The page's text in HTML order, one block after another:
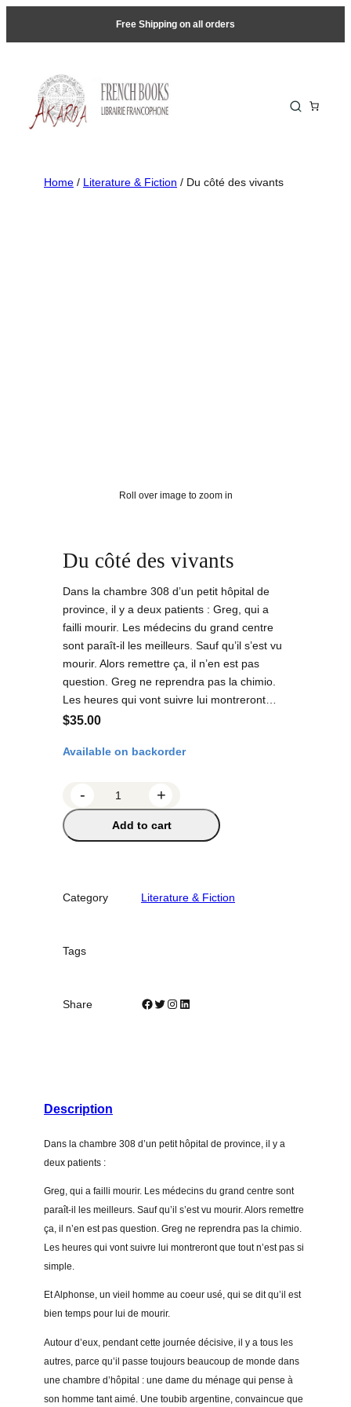
Free Shipping on all orders
Home / Literature & Fiction / Du côté des vivants
Roll over image to zoom in
Du côté des vivants
Dans la chambre 308 d’un petit hôpital de
province, il y a deux patients : Greg, qui a
failli mourir. Les médecins du grand centre
sont paraît-il les meilleurs. Sauf qu’il s’est vu
mourir. Alors remettre ça, il n’en est pas
question. Greg ne reprendra pas la chimio.
Les heures qui vont suivre lui montreront…
$35.00
Available on backorder
c
d
v
u
n
t
i
t
y
- +
Add to cart
Category Literature & Fiction
Tags
Share Facebook Twitter Instagram LinkedIn
Description
Dans la chambre 308 d’un petit hôpital de province, il y a
deux patients :
Greg, qui a failli mourir. Les médecins du grand centre sont
paraît-il les meilleurs. Sauf qu’il s’est vu mourir. Alors remettre
ça, il n’en est pas question. Greg ne reprendra pas la chimio.
Les heures qui vont suivre lui montreront que tout n’est pas si
simple.
Et Alphonse, un vieil homme au coeur usé, qui se dit qu’il est
bien temps pour lui de mourir.
Autour d’eux, pendant cette journée décisive, il y a tous les
autres, parce qu’il passe toujours beaucoup de monde dans
une chambre d’hôpital : une dame du ménage qui pense à
son homme tant aimé. Une toubib argentine, convaincue que